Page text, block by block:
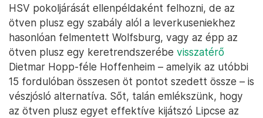
HSV pokoljárását ellenpéldaként felhozni, de az
ötven plusz egy szabály alól a leverkuseniekhez
hasonlóan felmentett Wolfsburg, vagy az épp az
ötven plusz egy keretrendszerébe visszatérő
Dietmar Hopp-féle Hoffenheim – amelyik az utóbbi
15 fordulóban összesen öt pontot szedett össze – is
vészjósló alternatíva. Sőt, talán emlékszünk, hogy
az ötven plusz egyet effektíve kijátszó Lipcse az